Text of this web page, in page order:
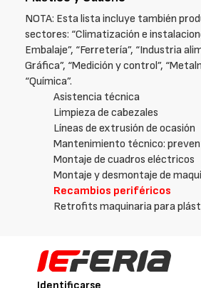
NOTA: Esta lista incluye también
sectores: “Climatización e
Embalaje”, “Ferretería”, “Industria
Gráfica”, “Medición y control”,
“Química”.
Asistencia técnica
Limpieza de cabezales
Líneas de extrusión de ocasión
Mantenimiento técnico:
Montaje de cuadros eléctricos
Montaje y desmontaje de
Recambios periféricos
Retrofits maquinaria para
Identificarse